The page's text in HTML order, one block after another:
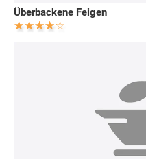
Überbackene Feigen